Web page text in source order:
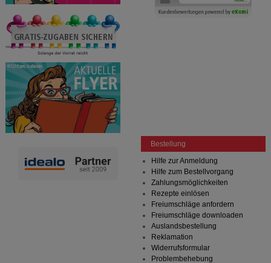
Bestellung
Hilfe zur Anmeldung
Hilfe zum Bestellvorgang
Zahlungsmöglichkeiten
Rezepte einlösen
Freiumschläge anfordern
Freiumschläge downloaden
Auslandsbestellung
Reklamation
Widerrufsformular
Problembehebung